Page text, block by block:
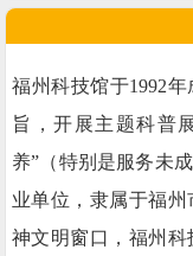
福州科技馆于1992
旨，开展主题科普
养”（特别是服务未
业单位，隶属于福
神文明窗口，福州